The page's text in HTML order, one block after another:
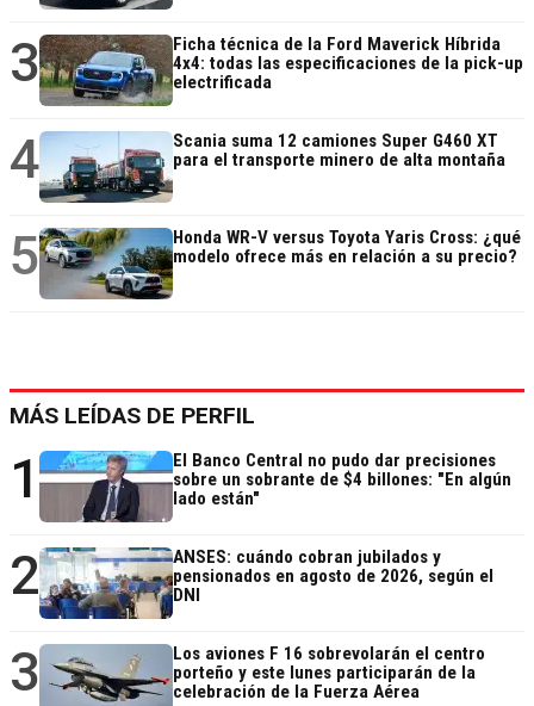
3
Ficha técnica de la Ford Maverick Híbrida
4x4: todas las especificaciones de la pick-up
electrificada
4
Scania suma 12 camiones Super G460 XT
para el transporte minero de alta montaña
5
Honda WR-V versus Toyota Yaris Cross: ¿qué
modelo ofrece más en relación a su precio?
MÁS LEÍDAS DE PERFIL
1
El Banco Central no pudo dar precisiones
sobre un sobrante de $4 billones: "En algún
lado están"
2
ANSES: cuándo cobran jubilados y
pensionados en agosto de 2026, según el
DNI
3
Los aviones F 16 sobrevolarán el centro
porteño y este lunes participarán de la
celebración de la Fuerza Aérea